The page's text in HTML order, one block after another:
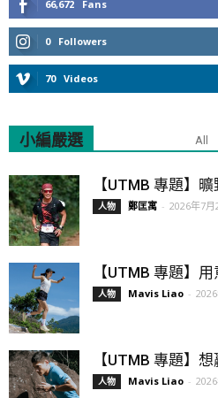
66,672 Fans
0 Followers
70 Videos
小編嚴選 All
【UTMB 專題】
人物 鄭匡寓 - 2026年7月
【UTMB 專題】
人物 Mavis Liao -
【UTMB 專題】
人物 Mavis Liao -